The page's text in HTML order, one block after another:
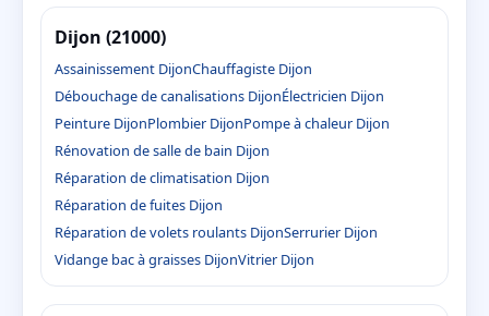
Dijon (21000)
Assainissement DijonChauffagiste Dijon
Débouchage de canalisations DijonÉlectricien Dijon
Peinture DijonPlombier DijonPompe à chaleur Dijon
Rénovation de salle de bain Dijon
Réparation de climatisation Dijon
Réparation de fuites Dijon
Réparation de volets roulants DijonSerrurier Dijon
Vidange bac à graisses DijonVitrier Dijon